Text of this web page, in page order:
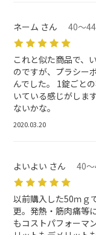
ネーム さん 40～
これと似た商品で、
のですが、プラシー
んでした。 1錠ごと
いている感じがしま
ないかな。
2020.03.20
よいよい さん 40
以前購入した50ｍｇ
更。発熱・筋肉痛等
もコストパフォーマ